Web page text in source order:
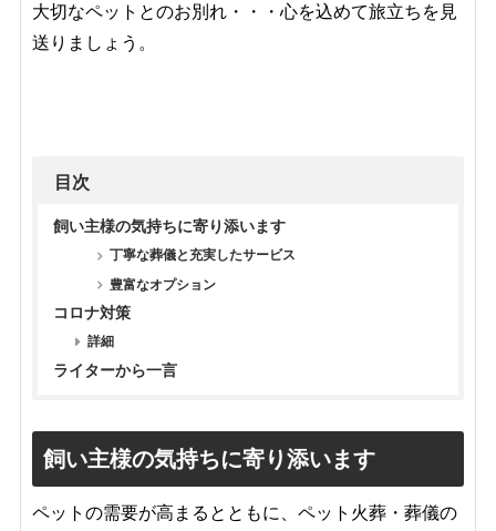
大切なペットとのお別れ・・・心を込めて旅立ちを見
送りましょう。
目次
飼い主様の気持ちに寄り添います
丁寧な葬儀と充実したサービス
豊富なオプション
コロナ対策
詳細
ライターから一言
飼い主様の気持ちに寄り添います
ペットの需要が高まるとともに、ペット火葬・葬儀の